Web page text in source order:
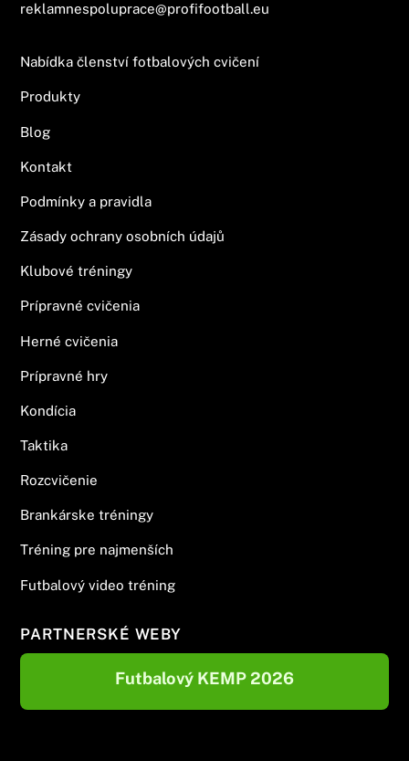
reklamnespoluprace@profifootball.eu
Nabídka členství fotbalových cvičení
Produkty
Blog
Kontakt
Podmínky a pravidla
Zásady ochrany osobních údajů
Klubové tréningy
Prípravné cvičenia
Herné cvičenia
Prípravné hry
Kondícia
Taktika
Rozcvičenie
Brankárske tréningy
Tréning pre najmenších
Futbalový video tréning
PARTNERSKÉ WEBY
Futbalový KEMP 2026